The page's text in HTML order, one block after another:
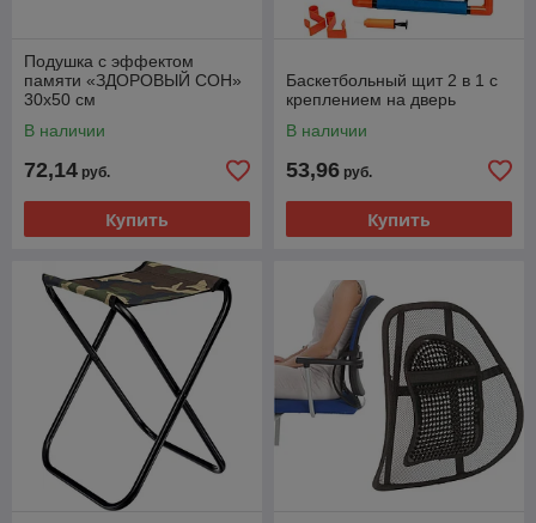
Подушка с эффектом
памяти «ЗДОРОВЫЙ СОН»
30х50 см
В наличии
72,14 руб.
Купить
Баскетбольный щит 2 в 1 с
креплением на дверь
В наличии
53,96 руб.
Купить